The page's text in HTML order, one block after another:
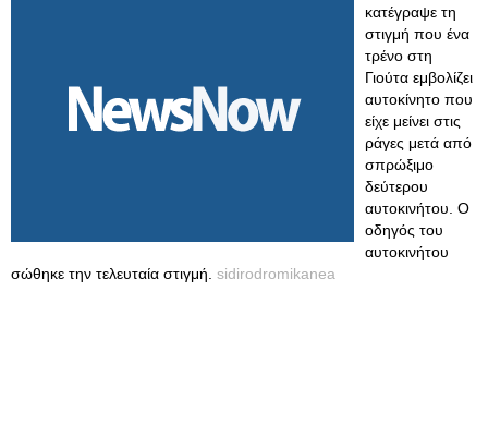
κατέγραψε τη
στιγμή που ένα
τρένο στη
Γιούτα εμβολίζει
αυτοκίνητο που
είχε μείνει στις
ράγες μετά από
σπρώξιμο
δεύτερου
αυτοκινήτου. Ο
οδηγός του
αυτοκινήτου
σώθηκε την τελευταία στιγμή. sidirodromikanea